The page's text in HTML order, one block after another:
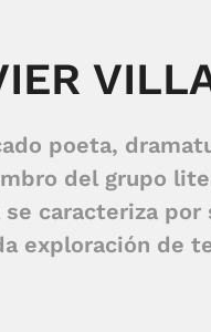
poeta,
del grupo
caracteriza por
exploración de